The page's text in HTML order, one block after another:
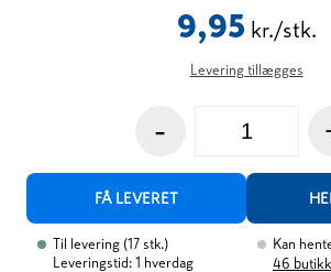
9,95 kr./stk.
Levering tillægges
-
FÅ LEVERET
Til levering (17 stk.)
Leveringstid: 1 hverdag
Kan
46